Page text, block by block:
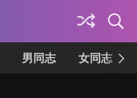
男同志 女同志